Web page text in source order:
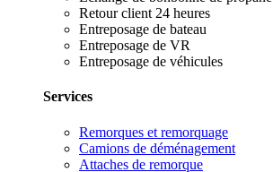
Retour client 24 heures
Entreposage de bateau
Entreposage de VR
Entreposage de véhicules
Services
Remorques et remorquage
Camions de déménagement
Attaches de remorque